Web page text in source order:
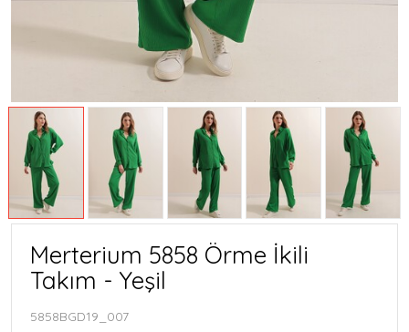
Merterium 5858 Örme İkili
Takım - Yeşil
5858BGD19_007